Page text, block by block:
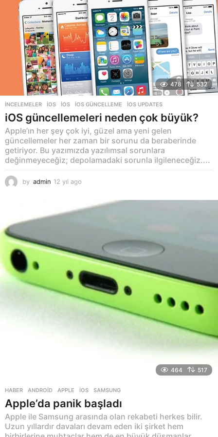
o
478 532
İNCELEMELER ,İOS IOS ,IOS GÜNCELLEME ,IOS UPDATES
iOS güncellemeleri neden çok büyük?
Apple’ın her şey çok iyi, güzel ama yeni gelen
güncellemeler her zaman bir sorunu da beraberinde
getiriyor. Bu yazımızda yazılımsal sorunlara
değinmeyeceğiz; depolamadaki sorunla ilgileneceğiz....
by admin 12 yıl ago
ı
464 517
HABER ANDROID ,APPLE ,IOS ,SAMSUNG
Apple’da panik başladı
Apple ile Samsung arasında olan rekabeti herkes bilir.
Uzun yıllardır davaları devam eden iki şirket hem